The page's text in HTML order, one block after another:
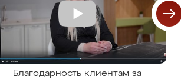
Благодарность клиентам за